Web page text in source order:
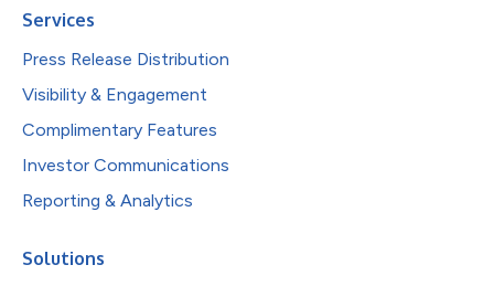
Services
Press Release Distribution
Visibility & Engagement
Complimentary Features
Investor Communications
Reporting & Analytics
Solutions